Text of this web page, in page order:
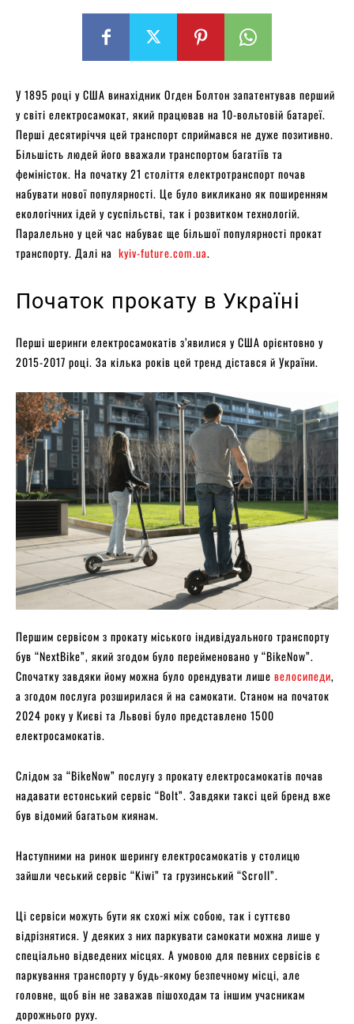
У 1895 році у США винахідник Огден Болтон запатентував перший
у світі електросамокат, який працював на 10-вольтовій батареї.
Перші десятиріччя цей транспорт сприймався не дуже позитивно.
Більшість людей його вважали транспортом багатіїв та
феміністок. На початку 21 століття електротранспорт почав
набувати нової популярності. Це було викликано як поширенням
екологічних ідей у суспільстві, так і розвитком технологій.
Паралельно у цей час набуває ще більшої популярності прокат
транспорту. Далі на kyiv-future.com.ua.
Початок прокату в Україні
Перші шеринги електросамокатів з’явилися у США орієнтовно у
2015-2017 році. За кілька років цей тренд дістався й України.
Першим сервісом з прокату міського індивідуального транспорту
був “NextBike”, який згодом було перейменовано у “BikeNow”.
Спочатку завдяки йому можна було орендувати лише велосипеди,
а згодом послуга розширилася й на самокати. Станом на початок
2024 року у Києві та Львові було представлено 1500
електросамокатів.
Слідом за “BikeNow” послугу з прокату електросамокатів почав
надавати естонський сервіс “Bolt”. Завдяки таксі цей бренд вже
був відомий багатьом киянам.
Наступними на ринок шерингу електросамокатів у столицю
зайшли чеський сервіс “Kiwi” та грузинський “Scroll”.
Ці сервіси можуть бути як схожі між собою, так і суттєво
відрізнятися. У деяких з них паркувати самокати можна лише у
спеціально відведених місцях. А умовою для певних сервісів є
паркування транспорту у будь-якому безпечному місці, але
головне, щоб він не заважав пішоходам та іншим учасникам
дорожнього руху.